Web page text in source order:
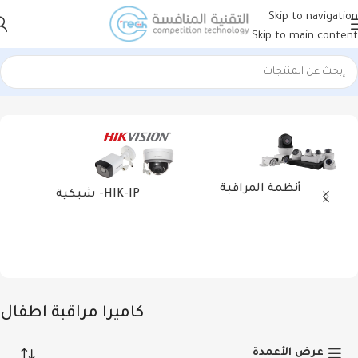
Skip to navigation
Skip to main content
الرئيسية أنظمة المراقبة كاميرا مراقبة اطفال عرض 1–24 من أصل 32 نتيجة
أنظمة المراقبة HIK-IP- شبكية
كاميرا مراقبة اطفال
عرض الأعمدة